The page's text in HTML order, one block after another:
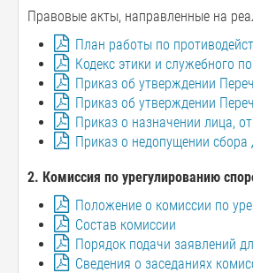
Правовые акты, направленные на
План работы по
Кодекс этики и служебного
Приказ об утверждении
Приказ об утверждении
Приказ о назначении лица,
Приказ о недопущении сбора
2. Комиссия по урегулированию
Положение о комиссии по
Состав комиссии
Порядок подачи заявлений
Сведения о заседаниях